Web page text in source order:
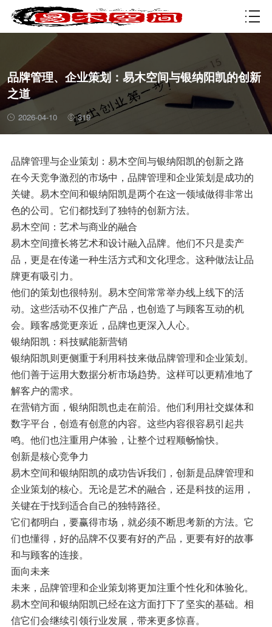
资质许可
品牌管理、企业策划：易木空间与银纳阳凯的创新
之道
2026-04-10 319
品牌管理与企业策划：易木空间与银纳阳凯的创新之路
在今天竞争激烈的市场中，品牌管理和企业策划是成功的
关键。易木空间和银纳阳凯是两个在这一领域做得非常出
色的公司。它们都找到了独特的创新方法。
易木空间：艺术与商业的融合
易木空间擅长将艺术和设计融入品牌。他们不只是卖产
品，更是在传递一种生活方式和文化理念。这种做法让品
牌更有吸引力。
他们的策划也很特别。易木空间常常举办线上线下的活
动。这些活动不仅推广产品，也创造了与顾客互动的机
会。顾客感觉更亲近，品牌也更深入人心。
银纳阳凯：科技赋能新营销
银纳阳凯则更侧重于利用科技来做品牌管理和企业策划。
他们善于运用大数据分析市场趋势。这样可以更精准地了
解客户的需求。
在营销方面，银纳阳凯也走在前沿。他们利用社交媒体和
数字平台，创造有创意的内容。这些内容很容易引起共
鸣。他们也注重用户体验，让整个过程顺畅愉快。
创新是核心竞争力
易木空间和银纳阳凯的成功告诉我们，创新是品牌管理和
企业策划的核心。无论是艺术的融合，还是科技的运用，
关键在于找到适合自己的独特路径。
它们都明白，要赢得市场，就必须不断思考新的方法。它
们也懂得，好的品牌不仅要有好的产品，更要有好的故事
和与顾客的连接。
面向未来
未来，品牌管理和企业策划将更加注重个性化和体验化。
易木空间和银纳阳凯已经在这方面打下了坚实的基础。相
信它们会继续引领行业发展，带来更多惊喜。